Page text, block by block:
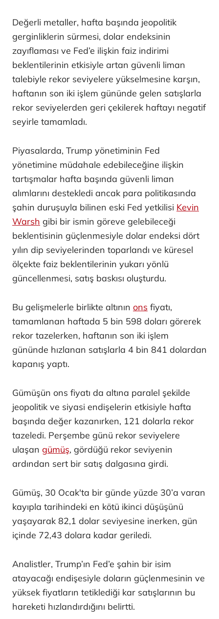
Değerli metaller, hafta başında jeopolitik
gerginliklerin sürmesi, dolar endeksinin
zayıflaması ve Fed’e ilişkin faiz indirimi
beklentilerinin etkisiyle artan güvenli liman
talebiyle rekor seviyelere yükselmesine karşın,
haftanın son iki işlem gününde gelen satışlarla
rekor seviyelerden geri çekilerek haftayı negatif
seyirle tamamladı.
Piyasalarda, Trump yönetiminin Fed
yönetimine müdahale edebileceğine ilişkin
tartışmalar hafta başında güvenli liman
alımlarını destekledi ancak para politikasında
şahin duruşuyla bilinen eski Fed yetkilisi Kevin
Warsh gibi bir ismin göreve gelebileceği
beklentisinin güçlenmesiyle dolar endeksi dört
yılın dip seviyelerinden toparlandı ve küresel
ölçekte faiz beklentilerinin yukarı yönlü
güncellenmesi, satış baskısı oluşturdu.
Bu gelişmelerle birlikte altının ons fiyatı,
tamamlanan haftada 5 bin 598 doları görerek
rekor tazelerken, haftanın son iki işlem
gününde hızlanan satışlarla 4 bin 841 dolardan
kapanış yaptı.
Gümüşün ons fiyatı da altına paralel şekilde
jeopolitik ve siyasi endişelerin etkisiyle hafta
başında değer kazanırken, 121 dolarla rekor
tazeledi. Perşembe günü rekor seviyelere
ulaşan gümüş, gördüğü rekor seviyenin
ardından sert bir satış dalgasına girdi.
Gümüş, 30 Ocak'ta bir günde yüzde 30’a varan
kayıpla tarihindeki en kötü ikinci düşüşünü
yaşayarak 82,1 dolar seviyesine inerken, gün
içinde 72,43 dolara kadar geriledi.
Analistler, Trump’ın Fed’e şahin bir isim
atayacağı endişesiyle doların güçlenmesinin ve
yüksek fiyatların tetiklediği kar satışlarının bu
hareketi hızlandırdığını belirtti.